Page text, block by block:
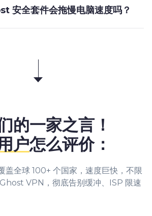
安全套件会拖慢电脑速度吗？
的一家之言！
户怎么评价：
盖全球 100+ 个国家，速度巨快，不限
VPN，彻底告别缓冲、ISP 限速